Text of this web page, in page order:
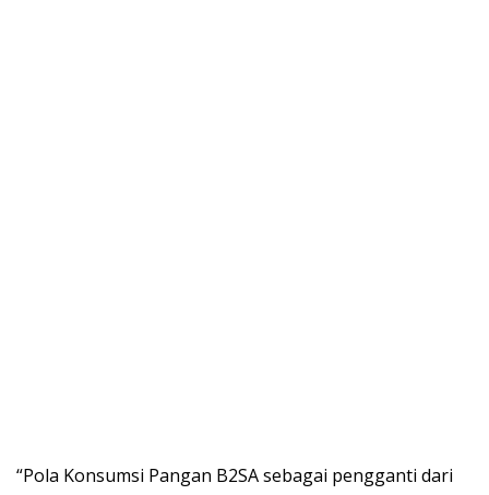
“Pola Konsumsi Pangan B2SA sebagai pengganti dari